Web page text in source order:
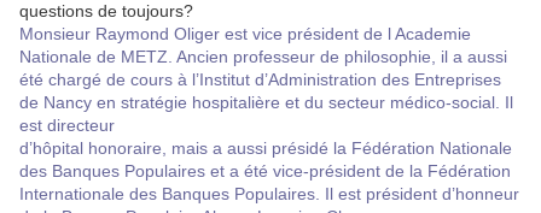
questions de toujours?
Monsieur Raymond Oliger est vice président de l Academie
Nationale de METZ. Ancien professeur de philosophie, il a aussi
été chargé de cours à l’Institut d’Administration des Entreprises
de Nancy en stratégie hospitalière et du secteur médico-social. Il
est directeur
d’hôpital honoraire, mais a aussi présidé la Fédération Nationale
des Banques Populaires et a été vice-président de la Fédération
Internationale des Banques Populaires. Il est président d’honneur